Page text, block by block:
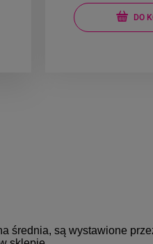
DO
średnia, są wystawione